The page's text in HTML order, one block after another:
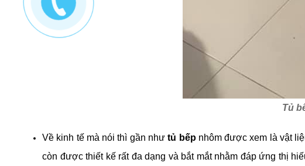
Tủ
Về kinh tế mà nói thì gần nhưtủ bếpnhôm được xem là vật
còn được thiết kế rất đa dạng và bắt mắt nhằm đáp ứng thị